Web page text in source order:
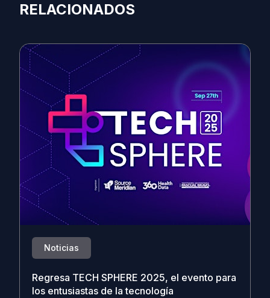
RELACIONADOS
Noticias
Regresa TECH SPHERE 2025, el evento para
los entusiastas de la tecnología